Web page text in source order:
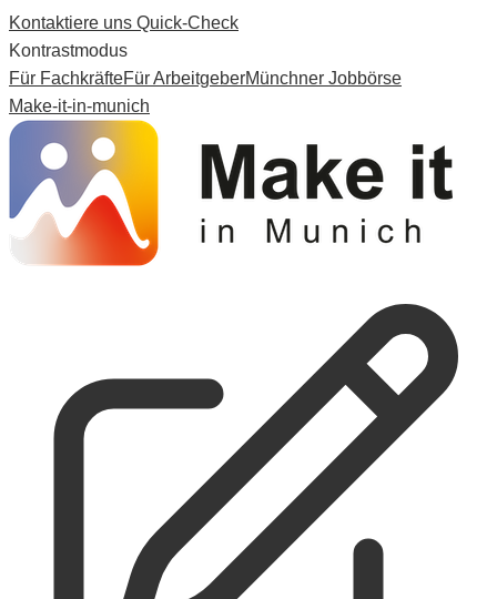
Kontaktiere uns Quick-Check
Kontrastmodus
Für FachkräfteFür ArbeitgeberMünchner Jobbörse
Make-it-in-munich